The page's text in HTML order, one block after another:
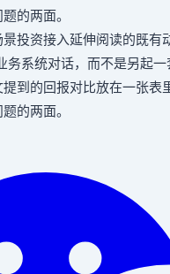
的两面。
投资接入延伸阅读的既有
系统对话，而不是另起一
到的回报对比放在一张表
的两面。